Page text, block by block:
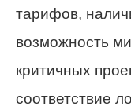
тарифов,
возможность
критичных
соответствие